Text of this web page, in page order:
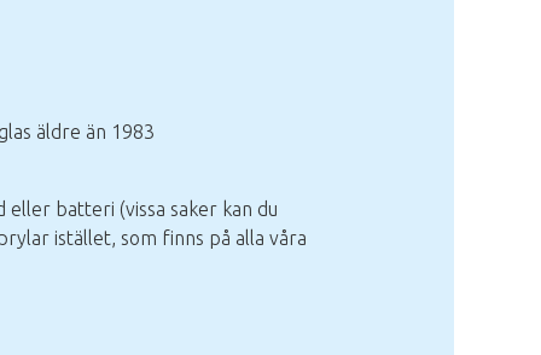
äldre än 1983
eller batteri (vissa saker kan du
istället, som finns på alla våra